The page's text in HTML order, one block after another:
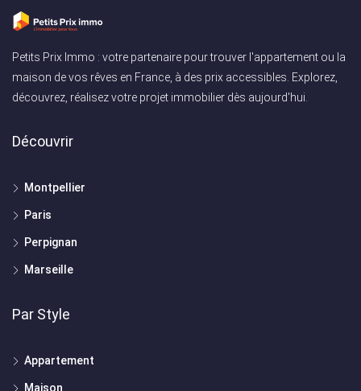
Petits Prix Immo : votre partenaire pour trouver l'appartement ou la
maison de vos rêves en France, à des prix accessibles. Explorez,
découvrez, réalisez votre projet immobilier dès aujourd'hui.
Découvrir
Montpellier
Paris
Perpignan
Marseille
Par Style
Appartement
Maison